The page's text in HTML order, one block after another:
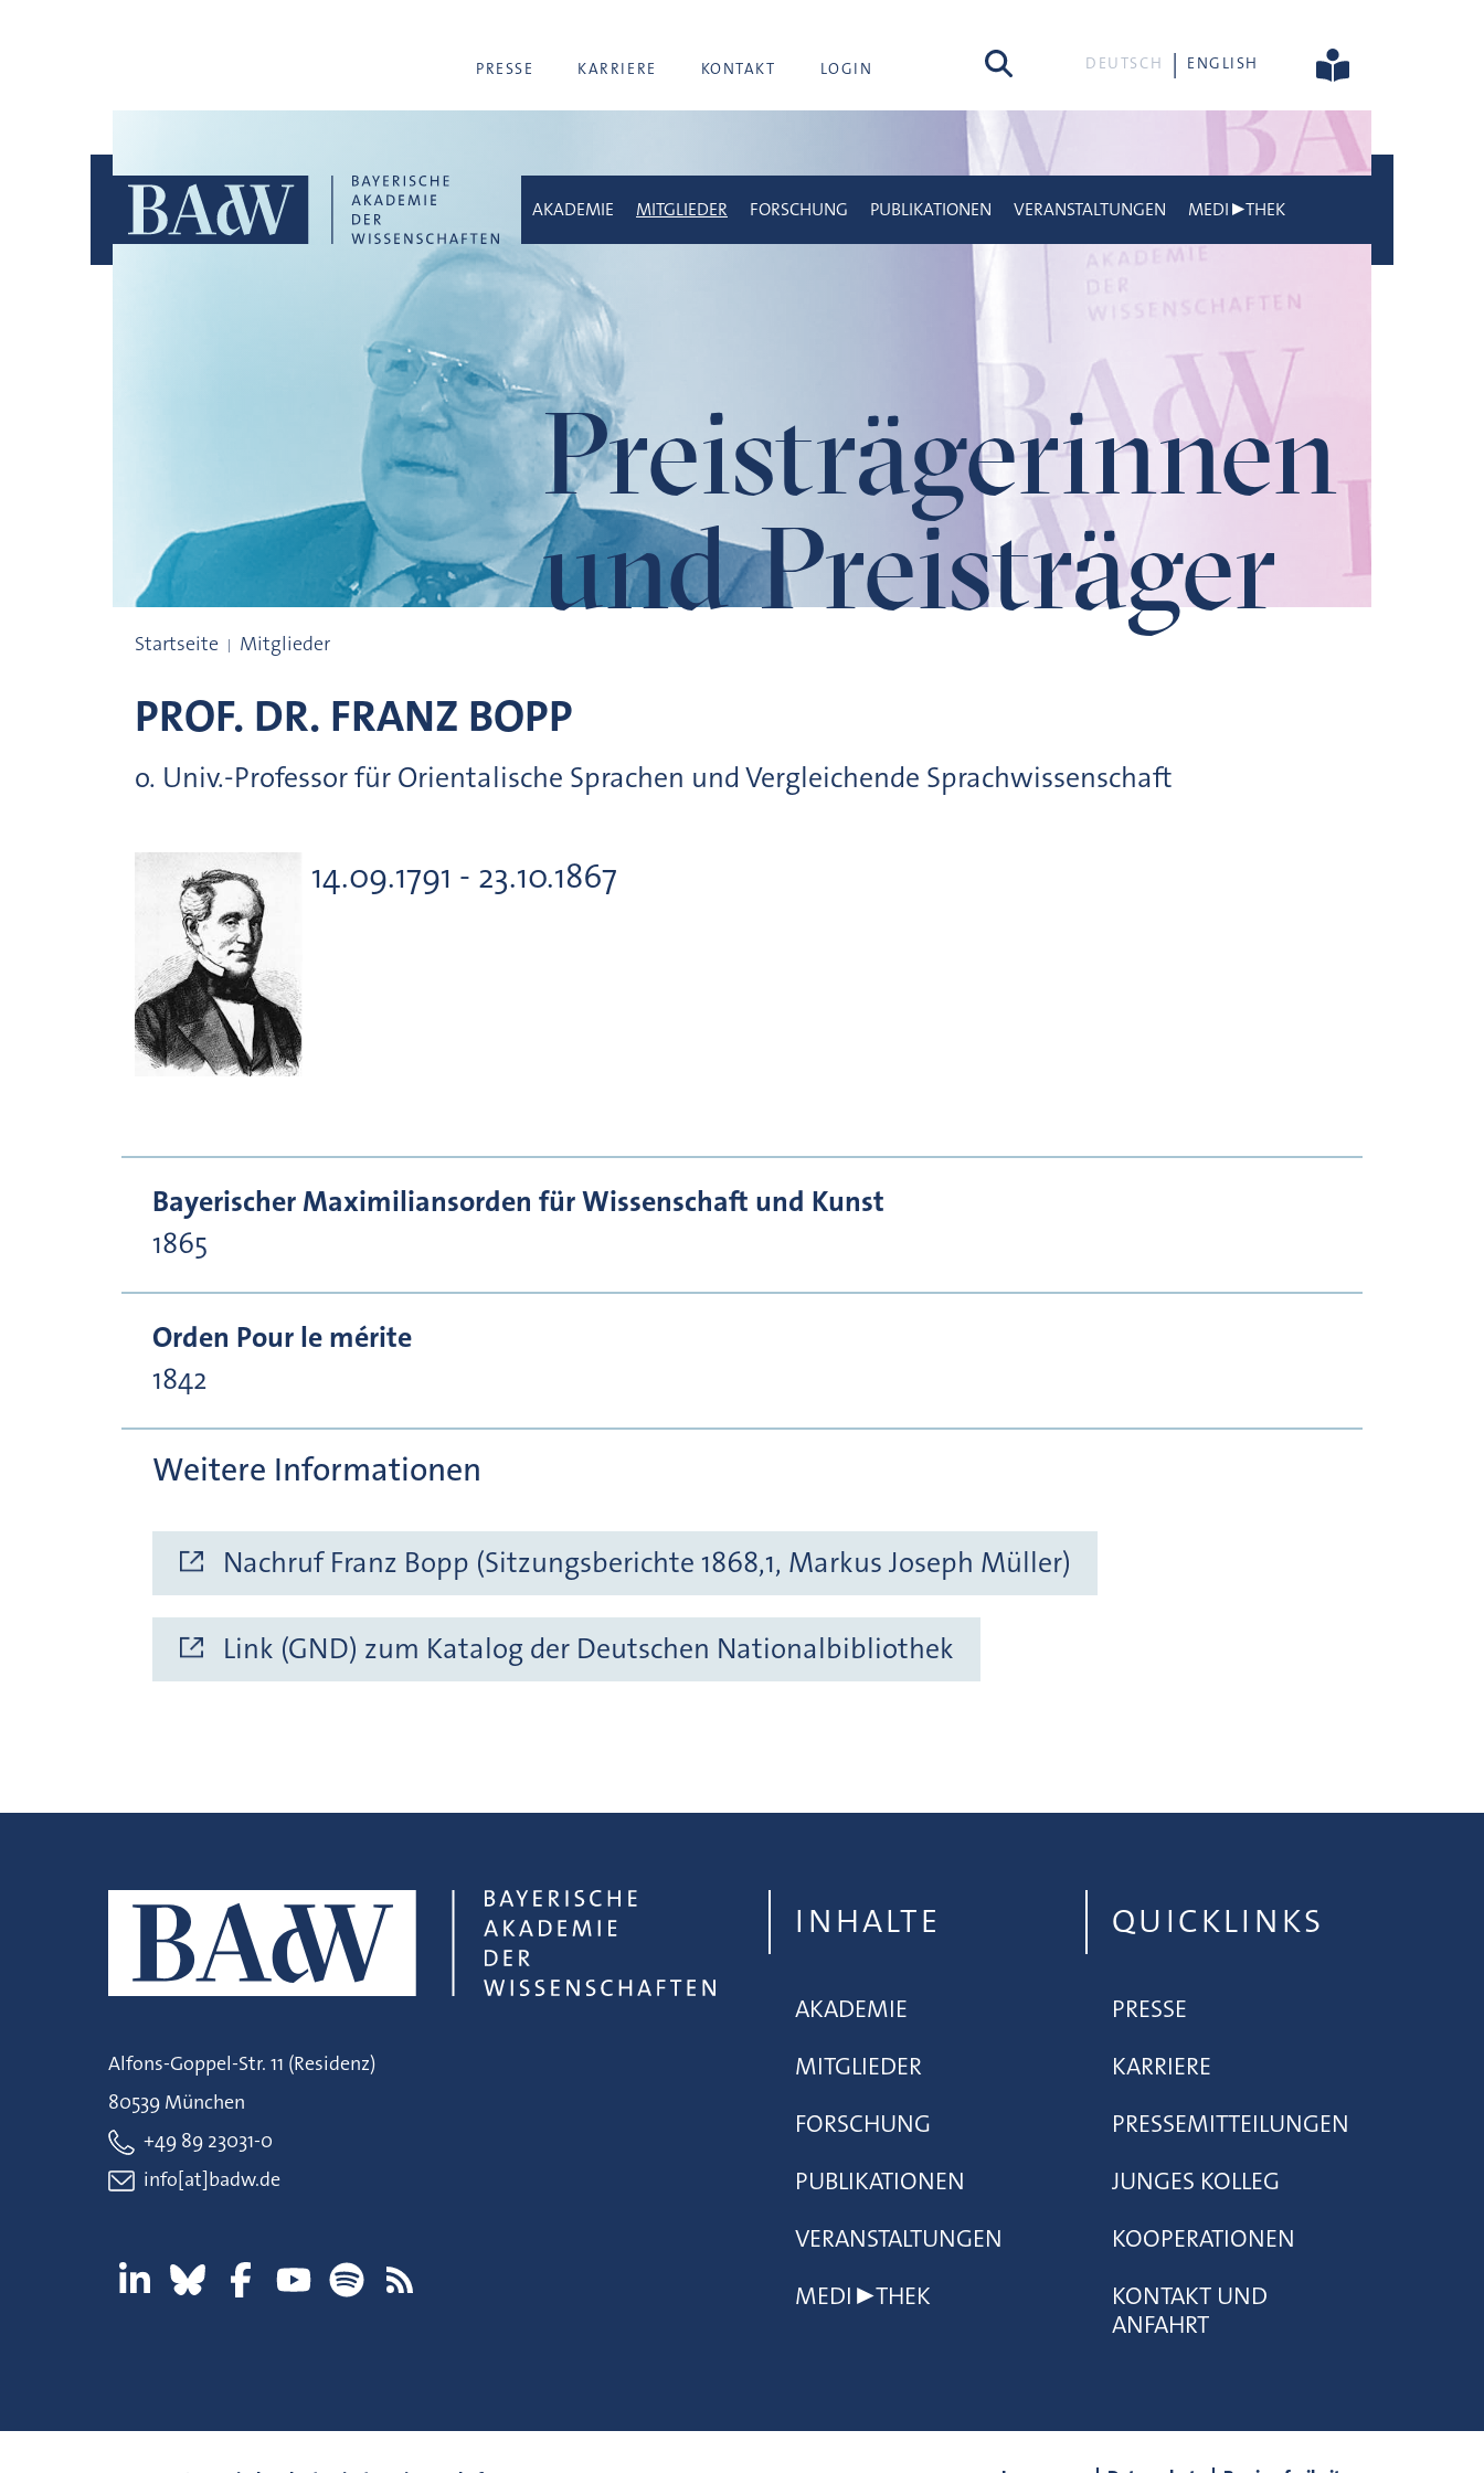
PRESSE KARRIERE KONTAKT LOGIN Suche DEUTSCH ENGLISH
Preisträgerinnen
und Preisträger
AKADEMIE MITGLIEDER FORSCHUNG PUBLIKATIONEN VERANSTALTUNGEN MEDI▶THEK
Startseite Mitglieder
PROF. DR. FRANZ BOPP
o. Univ.-Professor für Orientalische Sprachen und Vergleichende Sprachwissenschaft
14.09.1791 - 23.10.1867
Bayerischer Maximiliansorden für Wissenschaft und Kunst
1865
Orden Pour le mérite
1842
Weitere Informationen
Nachruf Franz Bopp (Sitzungsberichte 1868,1, Markus Joseph Müller)
Link (GND) zum Katalog der Deutschen Nationalbibliothek
Alfons-Goppel-Str. 11 (Residenz)
80539 München
+49 89 23031-0
info[at]badw.de
INHALTE
AKADEMIE
MITGLIEDER
FORSCHUNG
PUBLIKATIONEN
VERANSTALTUNGEN
MEDI▶THEK
QUICKLINKS
PRESSE
KARRIERE
PRESSEMITTEILUNGEN
JUNGES KOLLEG
KOOPERATIONEN
KONTAKT UND
ANFAHRT